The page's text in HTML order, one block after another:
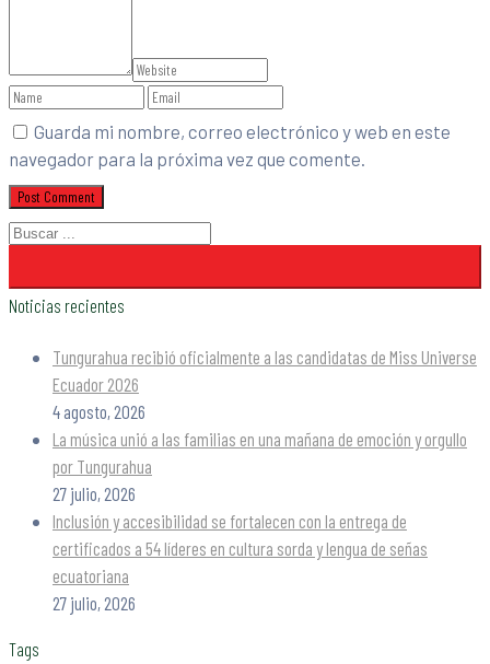
Guarda mi nombre, correo electrónico y web en este
navegador para la próxima vez que comente.
Noticias recientes
Tungurahua recibió oficialmente a las candidatas de Miss Universe
Ecuador 2026
4 agosto, 2026
La música unió a las familias en una mañana de emoción y orgullo
por Tungurahua
27 julio, 2026
Inclusión y accesibilidad se fortalecen con la entrega de
certificados a 54 líderes en cultura sorda y lengua de señas
ecuatoriana
27 julio, 2026
Tags